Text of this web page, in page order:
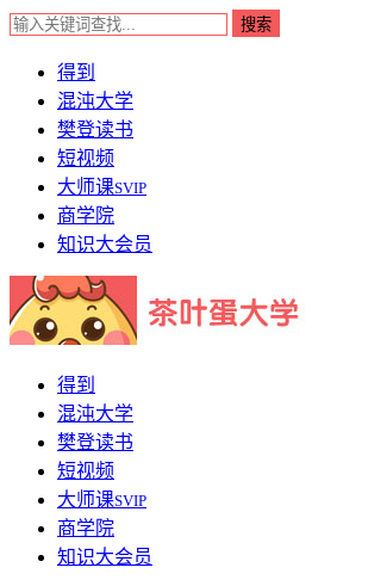
得到
混沌大学
樊登读书
短视频
大师课SVIP
商学院
知识大会员
得到
混沌大学
樊登读书
短视频
大师课SVIP
商学院
知识大会员